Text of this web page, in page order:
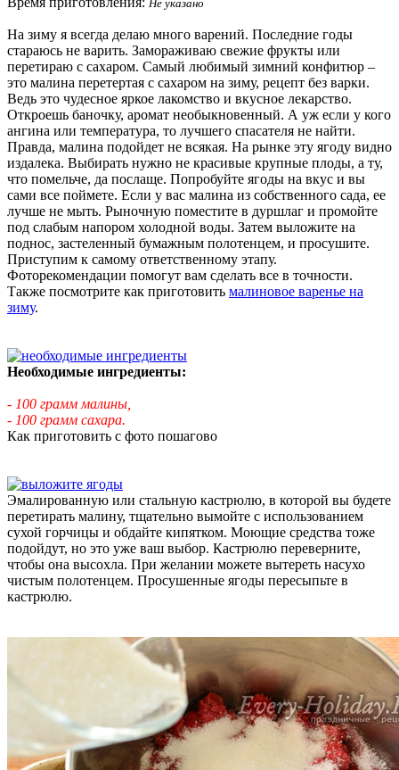
Не указано
На зиму я всегда делаю много варений. Последние годы
стараюсь не варить. Замораживаю свежие фрукты или
перетираю с сахаром. Самый любимый зимний конфитюр –
это малина перетертая с сахаром на зиму, рецепт без варки.
Ведь это чудесное яркое лакомство и вкусное лекарство.
Откроешь баночку, аромат необыкновенный. А уж если у кого
ангина или температура, то лучшего спасателя не найти.
Правда, малина подойдет не всякая. На рынке эту ягоду видно
издалека. Выбирать нужно не красивые крупные плоды, а ту,
что помельче, да послаще. Попробуйте ягоды на вкус и вы
сами все поймете. Если у вас малина из собственного сада, ее
лучше не мыть. Рыночную поместите в дуршлаг и промойте
под слабым напором холодной воды. Затем выложите на
поднос, застеленный бумажным полотенцем, и просушите.
Приступим к самому ответственному этапу.
Фоторекомендации помогут вам сделать все в точности.
Также посмотрите как приготовить малиновое варенье на
зиму.
Необходимые ингредиенты:
- 100 грамм малины,
- 100 грамм сахара.
Как приготовить с фото пошагово
Эмалированную или стальную кастрюлю, в которой вы будете
перетирать малину, тщательно вымойте с использованием
сухой горчицы и обдайте кипятком. Моющие средства тоже
подойдут, но это уже ваш выбор. Кастрюлю переверните,
чтобы она высохла. При желании можете вытереть насухо
чистым полотенцем. Просушенные ягоды пересыпьте в
кастрюлю.